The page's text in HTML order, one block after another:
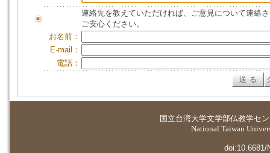
連絡先を教えていただければ、ご意見について連絡
ご安心ください。
お名前：
E-mail：
電話：
国立台湾大学文学部仏教学セ
National Taiwan
doi:10.6681/